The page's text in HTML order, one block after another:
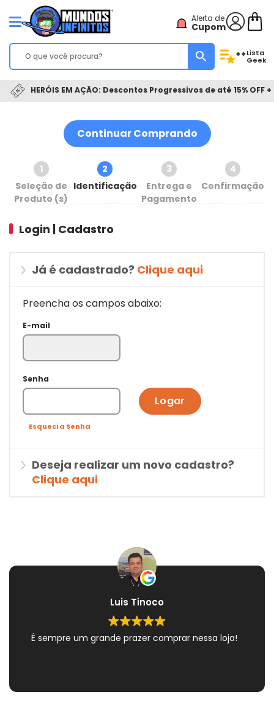
Alerta de
Cupom
**Lista
Geek
HERÓIS EM AÇÃO: Descontos Progressivos de até 15% OFF
Continuar Comprando
1
Seleção de
Produto (s)
2
Identificação
3
Entrega e
Pagamento
4
Confirmação
Login | Cadastro
Já é cadastrado? Clique aqui
Preencha os campos abaixo:
E-mail
Senha
Logar
Esqueci a Senha
Deseja realizar um novo cadastro?
Clique aqui
Luis Tinoco
É sempre um grande prazer comprar nessa loja!